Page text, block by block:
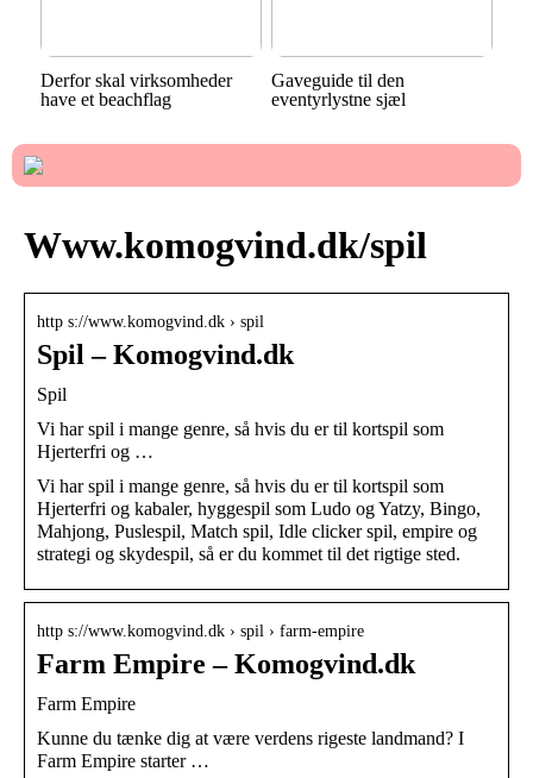
Derfor skal virksomheder
have et beachflag
Gaveguide til den
eventyrlystne sjæl
Www.komogvind.dk/spil
http s://www.komogvind.dk › spil
Spil – Komogvind.dk
Spil
Vi har spil i mange genre, så hvis du er til kortspil som
Hjerterfri og …
Vi har spil i mange genre, så hvis du er til kortspil som
Hjerterfri og kabaler, hyggespil som Ludo og Yatzy, Bingo,
Mahjong, Puslespil, Match spil, Idle clicker spil, empire og
strategi og skydespil, så er du kommet til det rigtige sted.
http s://www.komogvind.dk › spil › farm-empire
Farm Empire – Komogvind.dk
Farm Empire
Kunne du tænke dig at være verdens rigeste landmand? I
Farm Empire starter …